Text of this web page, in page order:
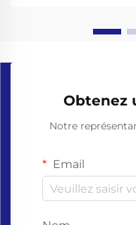
Obtenez
Notre
Email